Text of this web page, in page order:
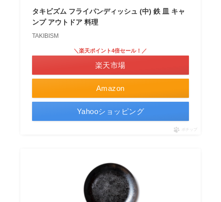
タキビズム フライパンディッシュ (中) 鉄 皿 キャ
ンプ アウトドア 料理
TAKIBISM
Amazon
＼楽天ポイント4倍セール！／
楽天市場
Yahooショッピング
ポチップ